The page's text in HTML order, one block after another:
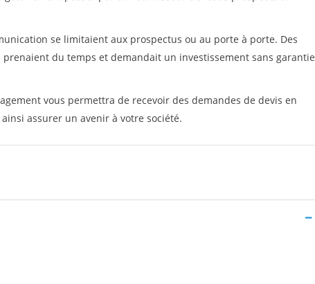
se limitaient aux prospectus ou au porte à porte. Des
du temps et demandait un investissement sans garantie
vous permettra de recevoir des demandes de devis en
assurer un avenir à votre société.